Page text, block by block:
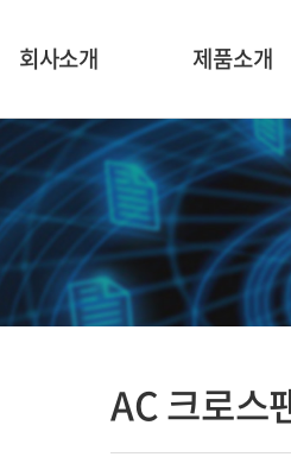
회사소개
회사개요·연혁
대표인사말
오시는 길
제품소개
WEIGUANG(대
(145~910mm)
AC 냉각팬(크기
EC 냉각팬(크기
DC 냉각팬(크기
블로워
AC 크로